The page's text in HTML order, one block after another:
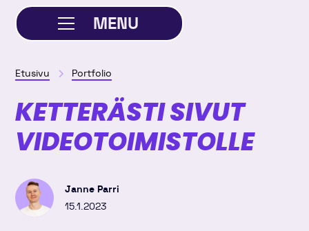
MENU
Etusivu Portfolio
KETTERÄSTI SIVUT
VIDEOTOIMISTOLLE
Janne Parri
15.1.2023